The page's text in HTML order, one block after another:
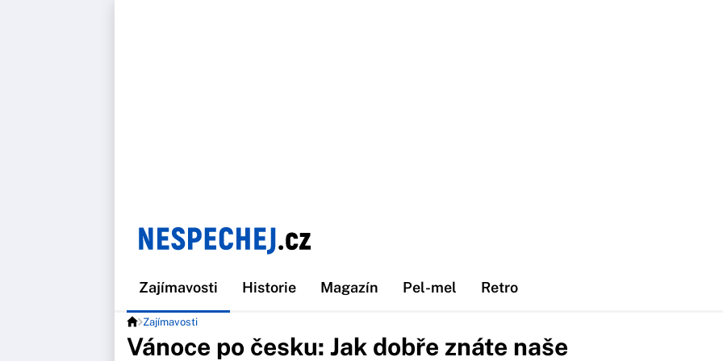
Zajímavosti Historie Magazín Pel-mel Retro
Zajímavosti
Vánoce po česku: Jak dobře znáte naše